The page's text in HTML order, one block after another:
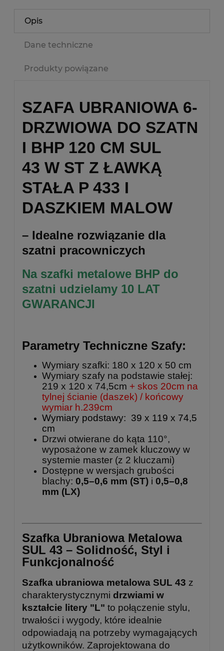
Opis
Dane techniczne
Produkty powiązane
SZAFA UBRANIOWA 6-
DRZWIOWA DO SZATN
I BHP 120 CM SUL
43 W ST Z ŁAWKĄ
STAŁA P 433 I
DASZKIEM MALOW
– Idealne rozwiązanie dla
szatni pracowniczych
Na szafki metalowe BHP do
szatni udzielamy 10 LAT
GWARANCJI
Parametry Techniczne Szafy:
Wymiary szafki: 180 x 120 x 50 cm
Wymiary szafy na podstawie stałej:
219 x 120 x 74,5cm + skos 20cm na
tylnej ścianie (daszek) / końcowy
wymiar h.239cm
Wymiary podstawy: 39 x 119 x 74,5
cm
Drzwi otwierane do kąta 110°,
wyposażone w zamek kluczowy w
systemie master (z 2 kluczami)
Dostępne w wersjach grubości
blachy: 0,5–0,6 mm (ST) i 0,5–0,8
mm (LX)
Szafka Ubraniowa Metalowa
SUL 43 – Solidność, Styl i
Funkcjonalność
Szafka ubraniowa metalowa SUL 43 z
charakterystycznymi drzwiami w
kształcie litery "L" to połączenie stylu,
trwałości i wygody, które idealnie
odpowiadają na potrzeby wymagających
użytkowników. Zaprojektowana do